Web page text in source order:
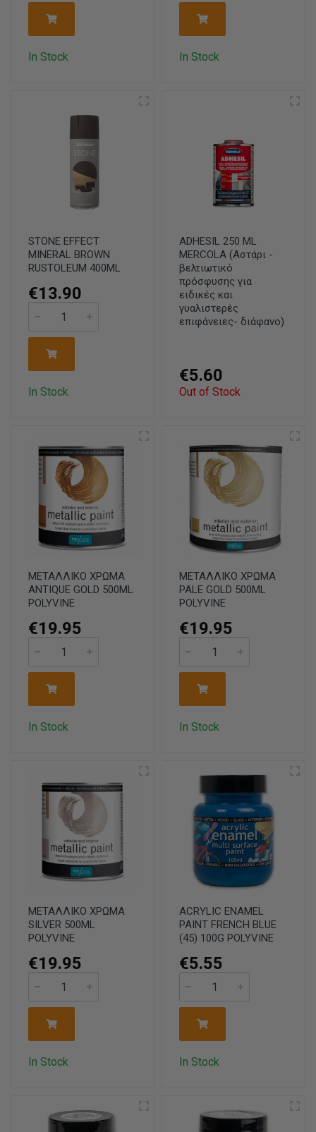
In Stock In Stock
STONE EFFECT
MINERAL BROWN
RUSTOLEUM 400ML
€13.90
In Stock
ADHESIL 250 ML
MERCOLA (Αστάρι -
βελτιωτικό
πρόσφυσης για
ειδικές και
γυαλιστερές
επιφάνειες- διάφανο)
€5.60
Out of Stock
ΜΕΤΑΛΛΙΚΟ ΧΡΩΜΑ
ANTIQUE GOLD 500ML
POLYVINE
€19.95
In Stock
ΜΕΤΑΛΛΙΚΟ ΧΡΩΜΑ
PALE GOLD 500ML
POLYVINE
€19.95
In Stock
ΜΕΤΑΛΛΙΚΟ ΧΡΩΜΑ
SILVER 500ML
POLYVINE
€19.95
In Stock
ACRYLIC ENAMEL
PAINT FRENCH BLUE
(45) 100G POLYVINE
€5.55
In Stock